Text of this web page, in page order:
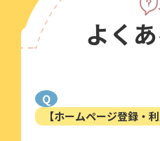
よく
Q
【ホームページ登録・